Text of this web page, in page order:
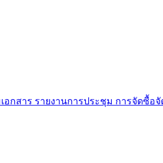
อกสาร รายงานการประชุม การจัดซื้อจั